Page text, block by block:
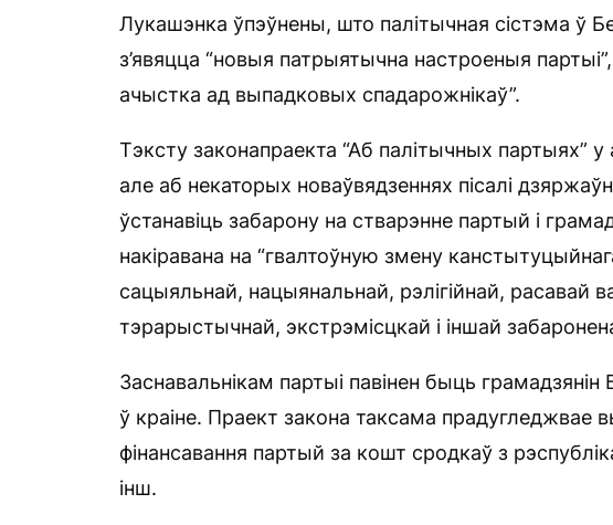
Лукашэнка ўпэўнены, што палітычная сістэма ў
з’явяцца “новыя патрыятычна настроеныя
ачыстка ад выпадковых спадарожнікаў”.
Тэксту законапраекта “Аб палітычных партыях”
але аб некаторых новаўвядзеннях пісалі
ўстанавіць забарону на стварэнне партый і
накіравана на “гвалтоўную змену
сацыяльнай, нацыянальнай, рэлігійнай, расавай
тэрарыстычнай, экстрэмісцкай і іншай
Заснавальнікам партыі павінен быць
ў краіне. Праект закона таксама прадугледжвае
фінансавання партый за кошт сродкаў з
інш.